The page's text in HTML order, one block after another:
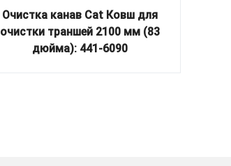
Очистка канав Cat Ковш для
очистки траншей 2100 мм (83
дюйма): 441-6090